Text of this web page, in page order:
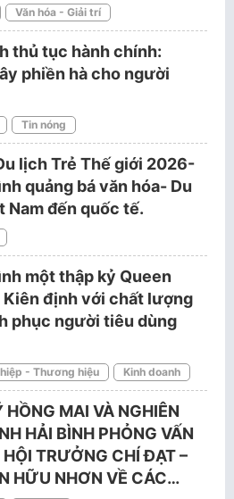
Văn hóa - Giải trí
thủ tục hành chính:
phiền hà cho người
Tin nóng
lịch Trẻ Thế giới 2026-
quảng bá văn hóa- Du
Nam đến quốc tế.
một thập kỷ Queen
định với chất lượng
phục người tiêu dùng
- Thương hiệu Kinh doanh
HỒNG MAI VÀ NGHIÊN
HẢI BÌNH PHỎNG VẤN
TRƯỞNG CHÍ ĐẠT –
HỮU NHƠN VỀ CÁC…